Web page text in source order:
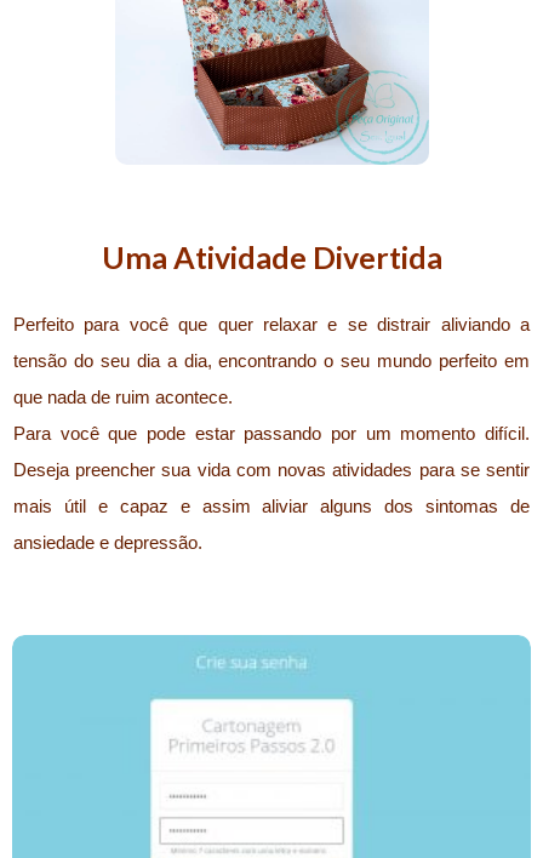
Uma Atividade Divertida
Perfeito para você que quer relaxar e se distrair aliviando a
tensão do seu dia a dia, encontrando o seu mundo perfeito em
que nada de ruim acontece.
Para você que pode estar passando por um momento difícil.
Deseja preencher sua vida com novas atividades para se sentir
mais útil e capaz e assim aliviar alguns dos sintomas de
ansiedade e depressão.